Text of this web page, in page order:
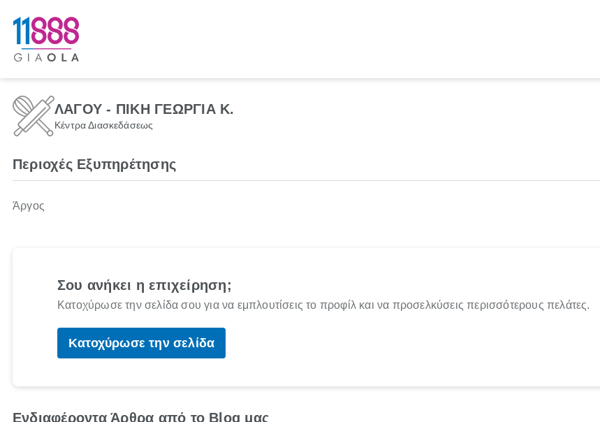
ΛΑΓΟΥ - ΠΙΚΗ ΓΕΩΡΓΙΑ Κ.
Κέντρα Διασκεδάσεως
Περιοχές Εξυπηρέτησης
Άργος
Σου ανήκει η επιχείρηση;
Κατοχύρωσε την σελίδα σου για να εμπλουτίσεις το προφίλ και να προσελκύσεις περισσότερους πελάτες.
Κατοχύρωσε την σελίδα
Ενδιαφέροντα Άρθρα από το Blog μας